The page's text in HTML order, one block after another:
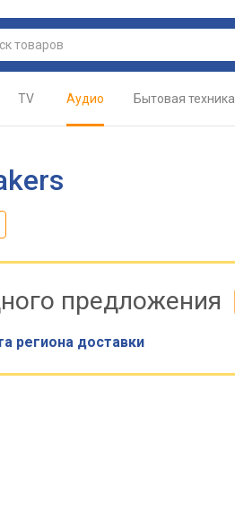
TV Аудио Бытовая техника
предложения
региона доставки